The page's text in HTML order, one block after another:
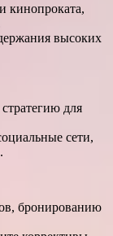
кинопроката,
высоких
для
сети,
бронированию